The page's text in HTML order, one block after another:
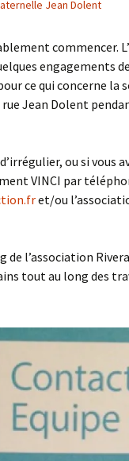
Arago
quartier
Jean Dolent
commencer.
engagements
ce qui concerne la
Jean Dolent
ou si vous
VINCI par
et/ou
de l’association
tout au long des